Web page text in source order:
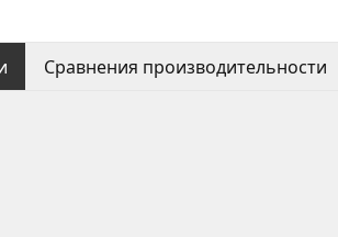
Сравнения производительности